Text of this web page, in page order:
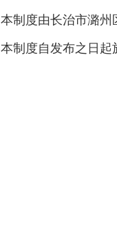
本制度由长治市潞州
本制度自发布之日起